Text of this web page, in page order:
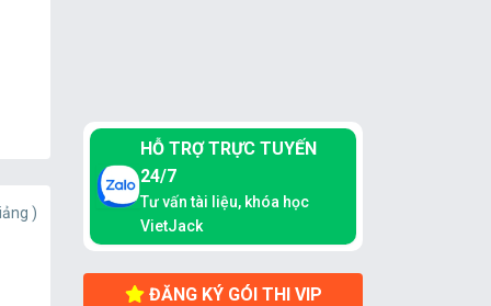
)
HỖ TRỢ TRỰC TUYẾN
24/7
Tư vấn tài liệu, khóa học
VietJack
ĐĂNG KÝ GÓI THI VIP